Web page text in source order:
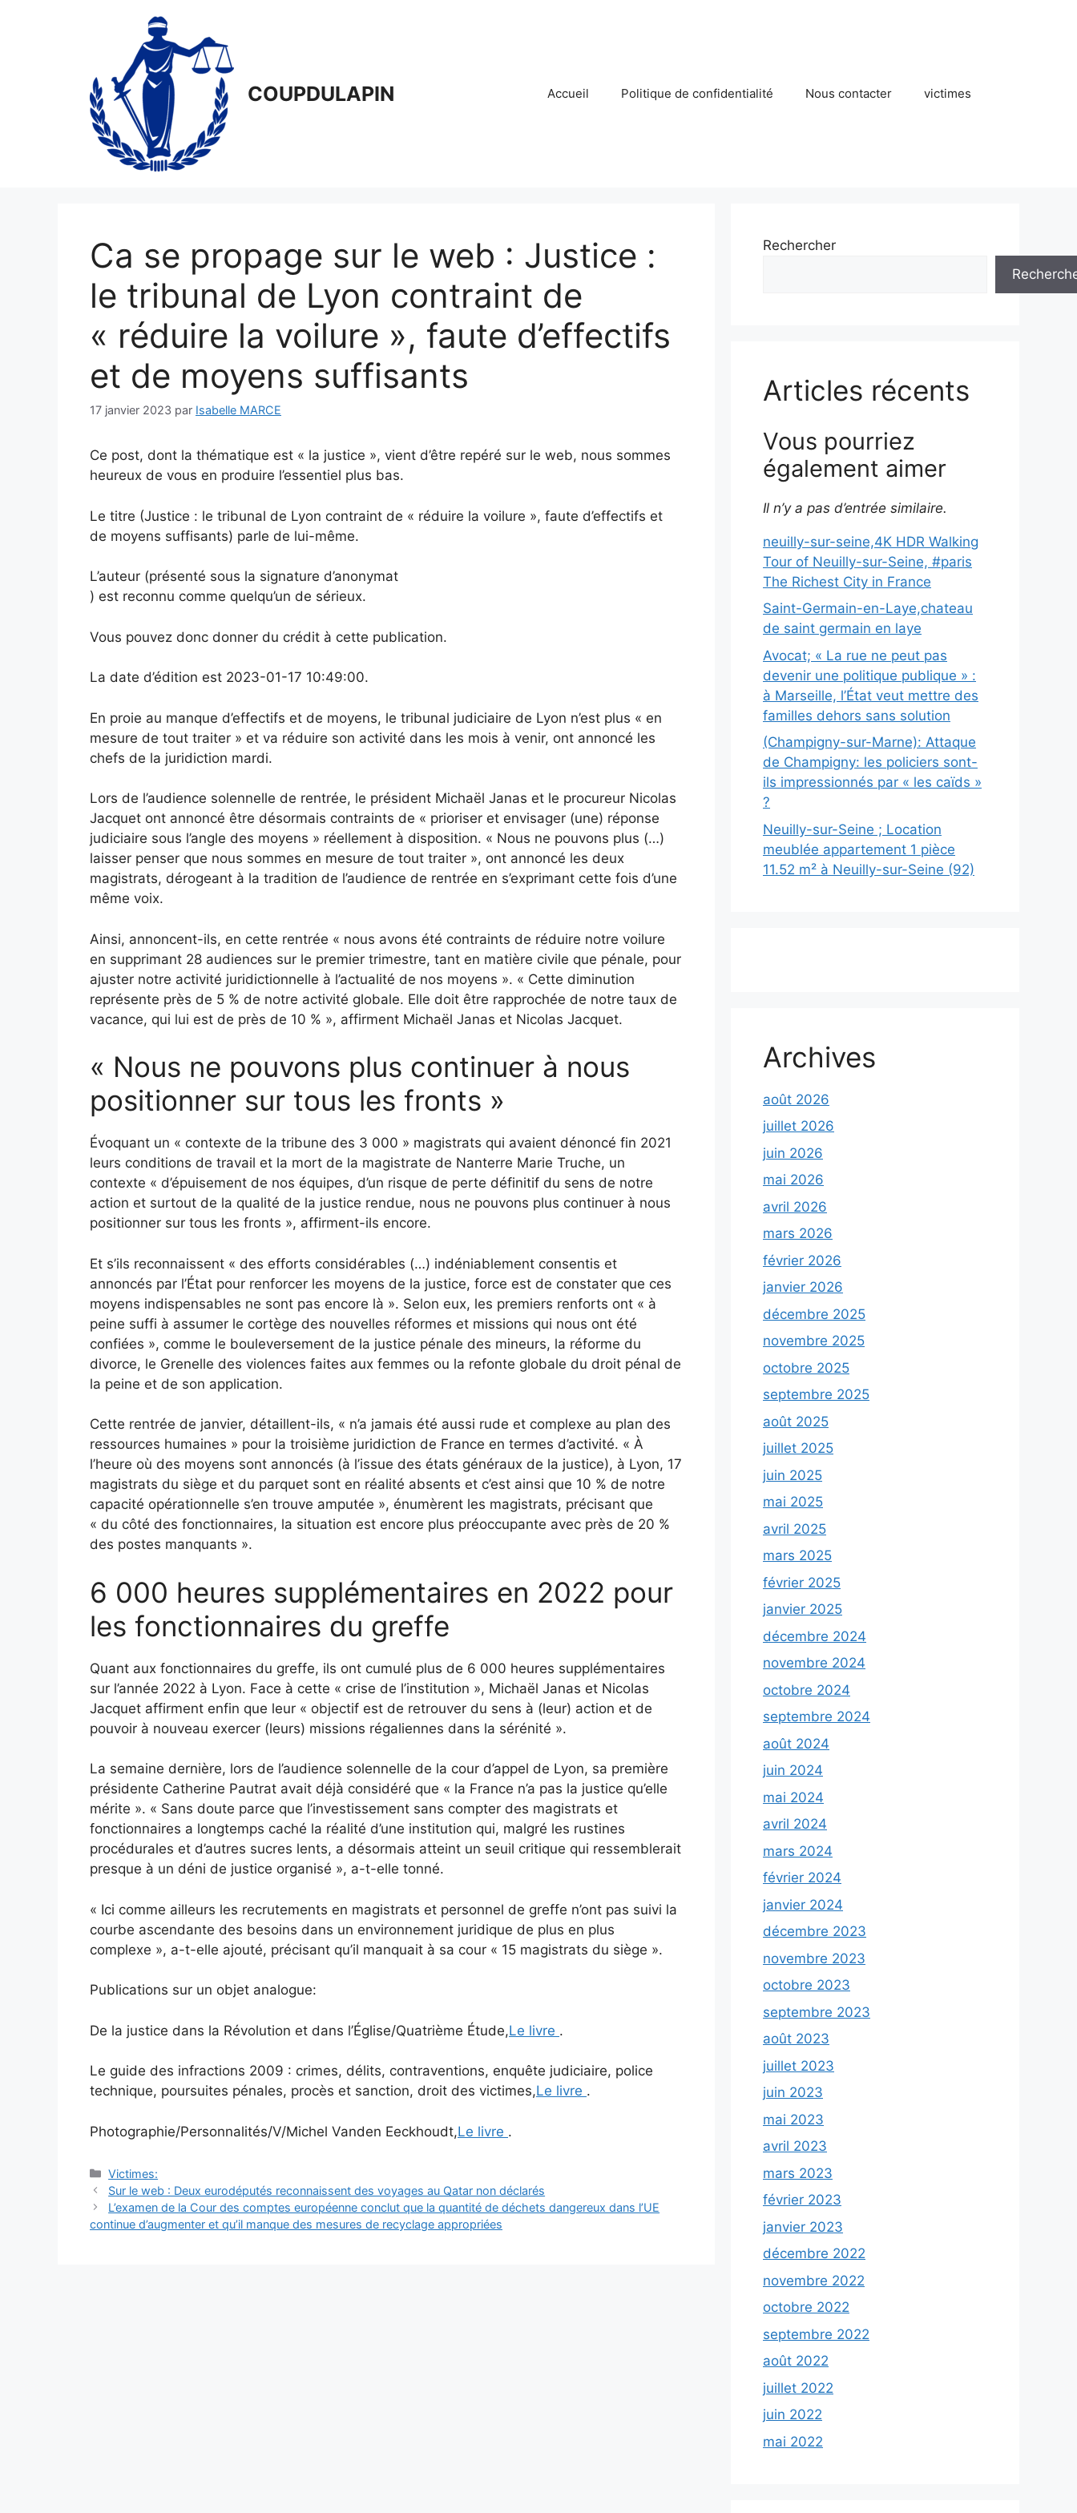
COUPDULAPIN Accueil Politique de confidentialité Nous contacter victimes
Ca se propage sur le web : Justice :
le tribunal de Lyon contraint de
« réduire la voilure », faute d’effectifs
et de moyens suffisants
17 janvier 2023 par Isabelle MARCE
Ce post, dont la thématique est « la justice », vient d’être repéré sur le web, nous sommes
heureux de vous en produire l’essentiel plus bas.
Le titre (Justice : le tribunal de Lyon contraint de « réduire la voilure », faute d’effectifs et
de moyens suffisants) parle de lui-même.
L’auteur (présenté sous la signature d’anonymat
) est reconnu comme quelqu’un de sérieux.
Vous pouvez donc donner du crédit à cette publication.
La date d’édition est 2023-01-17 10:49:00.
En proie au manque d’effectifs et de moyens, le tribunal judiciaire de Lyon n’est plus « en
mesure de tout traiter » et va réduire son activité dans les mois à venir, ont annoncé les
chefs de la juridiction mardi.
Lors de l’audience solennelle de rentrée, le président Michaël Janas et le procureur Nicolas
Jacquet ont annoncé être désormais contraints de « prioriser et envisager (une) réponse
judiciaire sous l’angle des moyens » réellement à disposition. « Nous ne pouvons plus (…)
laisser penser que nous sommes en mesure de tout traiter », ont annoncé les deux
magistrats, dérogeant à la tradition de l’audience de rentrée en s’exprimant cette fois d’une
même voix.
Ainsi, annoncent-ils, en cette rentrée « nous avons été contraints de réduire notre voilure
en supprimant 28 audiences sur le premier trimestre, tant en matière civile que pénale, pour
ajuster notre activité juridictionnelle à l’actualité de nos moyens ». « Cette diminution
représente près de 5 % de notre activité globale. Elle doit être rapprochée de notre taux de
vacance, qui lui est de près de 10 % », affirment Michaël Janas et Nicolas Jacquet.
« Nous ne pouvons plus continuer à nous
positionner sur tous les fronts »
Évoquant un « contexte de la tribune des 3 000 » magistrats qui avaient dénoncé fin 2021
leurs conditions de travail et la mort de la magistrate de Nanterre Marie Truche, un
contexte « d’épuisement de nos équipes, d’un risque de perte définitif du sens de notre
action et surtout de la qualité de la justice rendue, nous ne pouvons plus continuer à nous
positionner sur tous les fronts », affirment-ils encore.
Et s’ils reconnaissent « des efforts considérables (…) indéniablement consentis et
annoncés par l’État pour renforcer les moyens de la justice, force est de constater que ces
moyens indispensables ne sont pas encore là ». Selon eux, les premiers renforts ont « à
peine suffi à assumer le cortège des nouvelles réformes et missions qui nous ont été
confiées », comme le bouleversement de la justice pénale des mineurs, la réforme du
divorce, le Grenelle des violences faites aux femmes ou la refonte globale du droit pénal de
la peine et de son application.
Cette rentrée de janvier, détaillent-ils, « n’a jamais été aussi rude et complexe au plan des
ressources humaines » pour la troisième juridiction de France en termes d’activité. « À
l’heure où des moyens sont annoncés (à l’issue des états généraux de la justice), à Lyon, 17
magistrats du siège et du parquet sont en réalité absents et c’est ainsi que 10 % de notre
capacité opérationnelle s’en trouve amputée », énumèrent les magistrats, précisant que
« du côté des fonctionnaires, la situation est encore plus préoccupante avec près de 20 %
des postes manquants ».
6 000 heures supplémentaires en 2022 pour
les fonctionnaires du greffe
Quant aux fonctionnaires du greffe, ils ont cumulé plus de 6 000 heures supplémentaires
sur l’année 2022 à Lyon. Face à cette « crise de l’institution », Michaël Janas et Nicolas
Jacquet affirment enfin que leur « objectif est de retrouver du sens à (leur) action et de
pouvoir à nouveau exercer (leurs) missions régaliennes dans la sérénité ».
La semaine dernière, lors de l’audience solennelle de la cour d’appel de Lyon, sa première
présidente Catherine Pautrat avait déjà considéré que « la France n’a pas la justice qu’elle
mérite ». « Sans doute parce que l’investissement sans compter des magistrats et
fonctionnaires a longtemps caché la réalité d’une institution qui, malgré les rustines
procédurales et d’autres sucres lents, a désormais atteint un seuil critique qui ressemblerait
presque à un déni de justice organisé », a-t-elle tonné.
« Ici comme ailleurs les recrutements en magistrats et personnel de greffe n’ont pas suivi la
courbe ascendante des besoins dans un environnement juridique de plus en plus
complexe », a-t-elle ajouté, précisant qu’il manquait à sa cour « 15 magistrats du siège ».
Publications sur un objet analogue:
De la justice dans la Révolution et dans l’Église/Quatrième Étude,Le livre .
Le guide des infractions 2009 : crimes, délits, contraventions, enquête judiciaire, police
technique, poursuites pénales, procès et sanction, droit des victimes,Le livre .
Photographie/Personnalités/V/Michel Vanden Eeckhoudt,Le livre .
Catégories
Victimes:
Navigation
des
articles
Sur le web : Deux eurodéputés reconnaissent des voyages au Qatar non déclarés
L’examen de la Cour des comptes européenne conclut que la quantité de déchets dangereux dans l’UE
continue d’augmenter et qu’il manque des mesures de recyclage appropriées
Rechercher
Articles récents
Vous pourriez
également aimer
Il n’y a pas d’entrée similaire.
neuilly-sur-seine,4K HDR Walking
Tour of Neuilly-sur-Seine, #paris
The Richest City in France
Saint-Germain-en-Laye,chateau
de saint germain en laye
Avocat; « La rue ne peut pas
devenir une politique publique » :
à Marseille, l’État veut mettre des
familles dehors sans solution
(Champigny-sur-Marne): Attaque
de Champigny: les policiers sont-
ils impressionnés par « les caïds »
?
Neuilly-sur-Seine ; Location
meublée appartement 1 pièce
11.52 m² à Neuilly-sur-Seine (92)
Archives
août 2026
juillet 2026
juin 2026
mai 2026
avril 2026
mars 2026
février 2026
janvier 2026
décembre 2025
novembre 2025
octobre 2025
septembre 2025
août 2025
juillet 2025
juin 2025
mai 2025
avril 2025
mars 2025
février 2025
janvier 2025
décembre 2024
novembre 2024
octobre 2024
septembre 2024
août 2024
juin 2024
mai 2024
avril 2024
mars 2024
février 2024
janvier 2024
décembre 2023
novembre 2023
octobre 2023
septembre 2023
août 2023
juillet 2023
juin 2023
mai 2023
avril 2023
mars 2023
février 2023
janvier 2023
décembre 2022
novembre 2022
octobre 2022
septembre 2022
août 2022
juillet 2022
juin 2022
mai 2022